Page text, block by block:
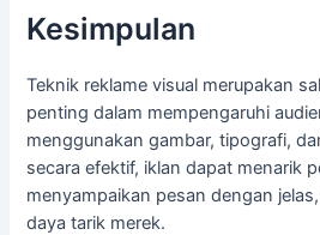
Kesimpulan
Teknik reklame visual merupakan
penting dalam mempengaruhi
menggunakan gambar, tipografi,
secara efektif, iklan dapat menarik
menyampaikan pesan dengan
daya tarik merek.